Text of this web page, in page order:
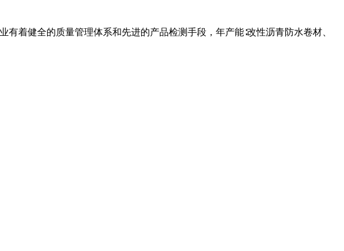
着健全的质量管理体系和先进的产品检测手段，年产能∶改性沥青防水卷材、